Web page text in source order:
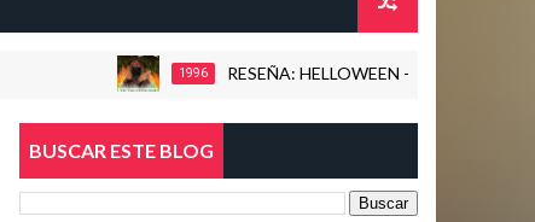
1996 RESEÑA: HELLOWEEN - THE TIME OF THE
BUSCAR ESTE BLOG